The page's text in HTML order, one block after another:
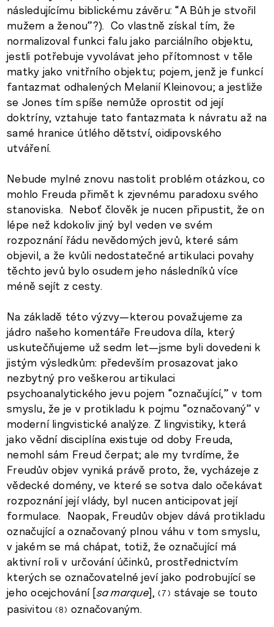
následujícímu biblickému závěru: “A Bůh je stvořil
mužem a ženou”?). Co vlastně získal tím, že
normalizoval funkci falu jako parciálního objektu,
jestli potřebuje vyvolávat jeho přítomnost v těle
matky jako vnitřního objektu; pojem, jenž je funkcí
fantazmat odhalených Melanií Kleinovou; a jestliže
se Jones tím spíše nemůže oprostit od její
doktríny, vztahuje tato fantazmata k návratu až na
samé hranice útlého dětství, oidipovského
utváření.
Nebude mylné znovu nastolit problém otázkou, co
mohlo Freuda přimět k zjevnému paradoxu svého
stanoviska. Neboť člověk je nucen připustit, že on
lépe než kdokoliv jiný byl veden ve svém
rozpoznání řádu nevědomých jevů, které sám
objevil, a že kvůli nedostatečné artikulaci povahy
těchto jevů bylo osudem jeho následníků více
méně sejít z cesty.
Na základě této výzvy—kterou považujeme za
jádro našeho komentáře Freudova díla, který
uskutečňujeme už sedm let—jsme byli dovedeni k
jistým výsledkům: především prosazovat jako
nezbytný pro veškerou artikulaci
psychoanalytického jevu pojem “označující,” v tom
smyslu, že je v protikladu k pojmu “označovaný” v
moderní lingvistické analýze. Z lingvistiky, která
jako vědní disciplína existuje od doby Freuda,
nemohl sám Freud čerpat; ale my tvrdíme, že
Freudův objev vyniká právě proto, že, vycházeje z
vědecké domény, ve které se sotva dalo očekávat
rozpoznání její vlády, byl nucen anticipovat její
formulace. Naopak, Freudův objev dává protikladu
označující a označovaný plnou váhu v tom smyslu,
v jakém se má chápat, totiž, že označující má
aktivní roli v určování účinků, prostřednictvím
kterých se označovatelné jeví jako podrobující se
jeho ocejchování [sa marque], 7
stávaje se touto
pasivitou
8 označovaným.